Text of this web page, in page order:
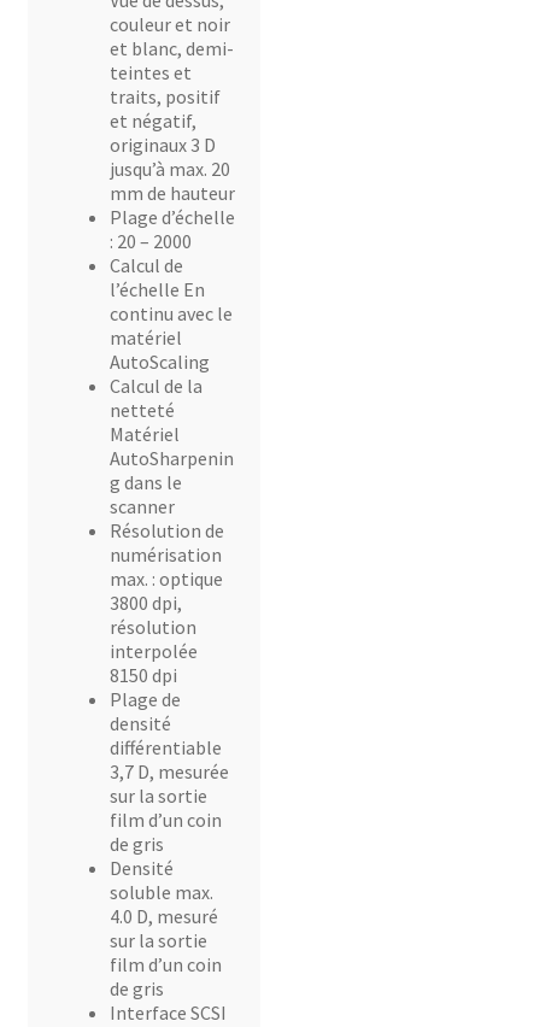
couleur et noir
et blanc, demi-
teintes et
traits, positif
et négatif,
originaux 3 D
jusqu’à max. 20
mm de hauteur
Plage d’échelle
: 20 – 2000
Calcul de
l’échelle En
continu avec le
matériel
AutoScaling
Calcul de la
netteté
Matériel
AutoSharpenin
g dans le
scanner
Résolution de
numérisation
max. : optique
3800 dpi,
résolution
interpolée
8150 dpi
Plage de
densité
différentiable
3,7 D, mesurée
sur la sortie
film d’un coin
de gris
Densité
soluble max.
4.0 D, mesuré
sur la sortie
film d’un coin
de gris
Interface SCSI